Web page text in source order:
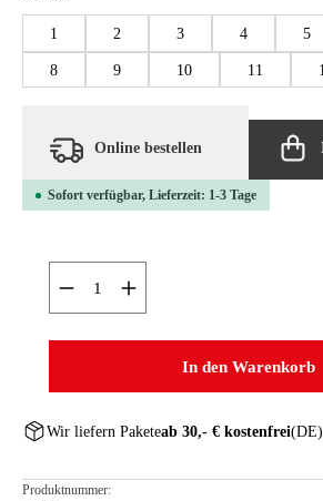
1 2 3 4 5
8 9 10 11
Online bestellen
Sofort verfügbar, Lieferzeit: 1-3 Tage
Produkt Anzahl: Gib den
In den Warenkorb
Wir liefern Paketeab 30,- € kostenfrei(DE)
Produktnummer: